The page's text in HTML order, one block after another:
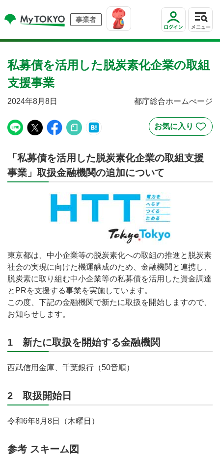
事業者
私募債を活用した脱炭素化企業の取組
支援事業
2024年8月8日 都庁総合ホームぺージ
「私募債を活用した脱炭素化企業の取組支援
事業」取扱金融機関の追加について
東京都は、中小企業等の脱炭素化への取組の推進と脱炭素
社会の実現に向けた機運醸成のため、金融機関と連携し、
脱炭素に取り組む中小企業等の私募債を活用した資金調達
とPRを支援する事業を実施しています。
この度、下記の金融機関で新たに取扱を開始しますので、
お知らせします。
1 新たに取扱を開始する金融機関
西武信用金庫、千葉銀行（50音順）
2 取扱開始日
令和6年8月8日（木曜日）
参考 スキーム図